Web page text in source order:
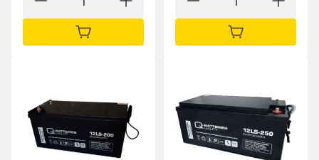
IN DEN WARENKORB IN DEN WARENKORB